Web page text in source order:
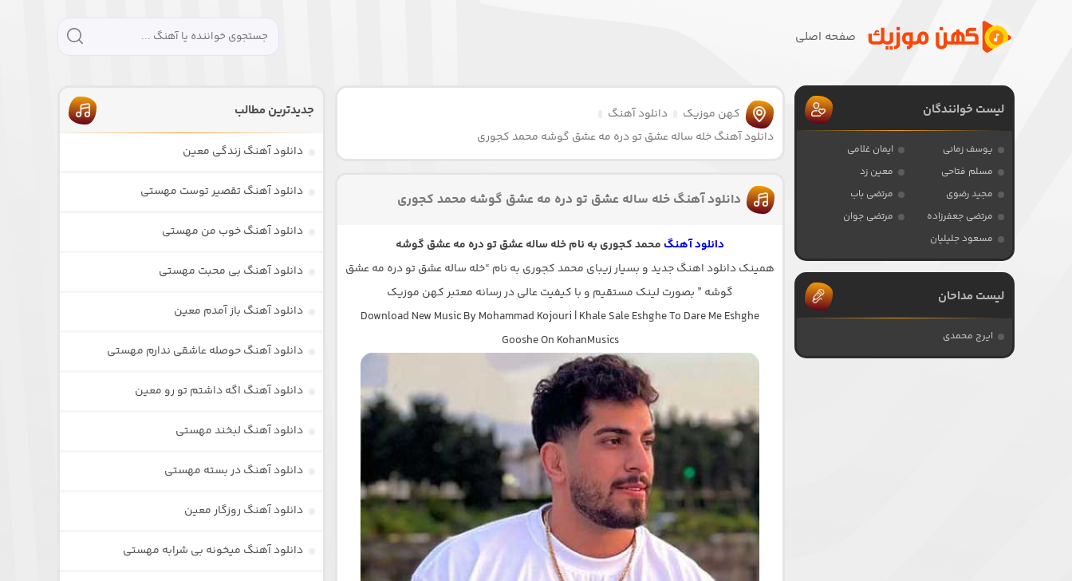
صفحه اصلی
کهن موزیک
دانلود آهنگ
دانلود آهنگ خله ساله عشق تو دره مه عشق گوشه محمد کجوری
دانلود آهنگ خله ساله عشق تو دره مه عشق گوشه محمد کجوری
دانلود آهنگ محمد کجوری به نام خله ساله عشق تو دره مه عشق گوشه
همینک دانلود اهنگ جدید و بسیار زیبای محمد کجوری به نام “خله ساله عشق تو دره مه عشق
گوشه ” بصورت لینک مستقیم و با کیفیت عالی در رسانه معتبر کهن موزیک
Download New Music By Mohammad Kojouri | Khale Sale Eshghe To Dare Me Eshghe
Gooshe On KohanMusics
لیست خوانندگان
یوسف زمانی
ایمان غلامی
مسلم فتاحی
معین زد
مجید رضوی
مرتضی باب
مرتضی جعفرزاده
مرتضی جوان
مسعود جلیلیان
لیست مداحان
ایرج محمدی
جدیدترین مطالب
دانلود آهنگ زندگی معین
دانلود آهنگ تقصیر توست مهستی
دانلود آهنگ خوب من مهستی
دانلود آهنگ بی محبت مهستی
دانلود آهنگ باز آمدم معین
دانلود آهنگ حوصله عاشقی ندارم مهستی
دانلود آهنگ اگه داشتم تو رو معین
دانلود آهنگ لبخند مهستی
دانلود آهنگ در بسته مهستی
دانلود آهنگ روزگار معین
دانلود آهنگ میخونه بی شرابه مهستی